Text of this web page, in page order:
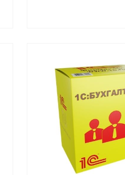
Смотреть проект